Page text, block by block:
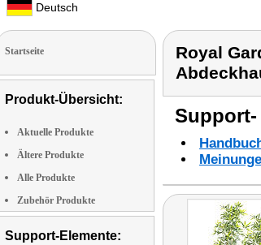
Deutsch
Startseite
Produkt-Übersicht:
Aktuelle Produkte
Ältere Produkte
Alle Produkte
Zubehör Produkte
Support-Elemente:
Royal
Support-